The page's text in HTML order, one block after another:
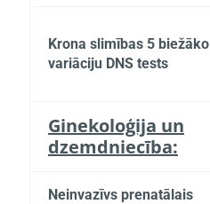
Krona slimības 5 biežāko
variāciju DNS tests
Ginekoloģija un
dzemdniecība:
Neinvazīvs prenatālais